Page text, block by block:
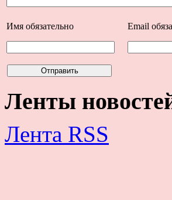
Имя обязательно Email
Ленты
Лента RSS